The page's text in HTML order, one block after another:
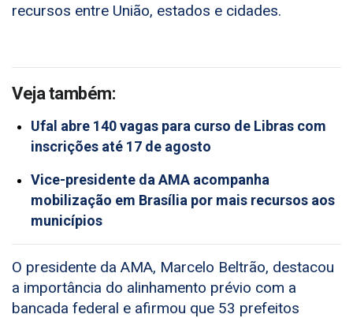
recursos entre União, estados e cidades.
Veja também:
Ufal abre 140 vagas para curso de Libras com
inscrições até 17 de agosto
Vice-presidente da AMA acompanha
mobilização em Brasília por mais recursos aos
municípios
O presidente da AMA, Marcelo Beltrão, destacou
a importância do alinhamento prévio com a
bancada federal e afirmou que 53 prefeitos